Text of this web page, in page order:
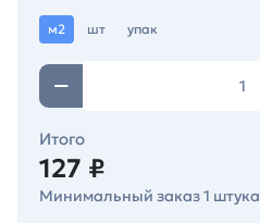
м2 шт упак
Итого
127 ₽
Минимальный заказ 1 штука